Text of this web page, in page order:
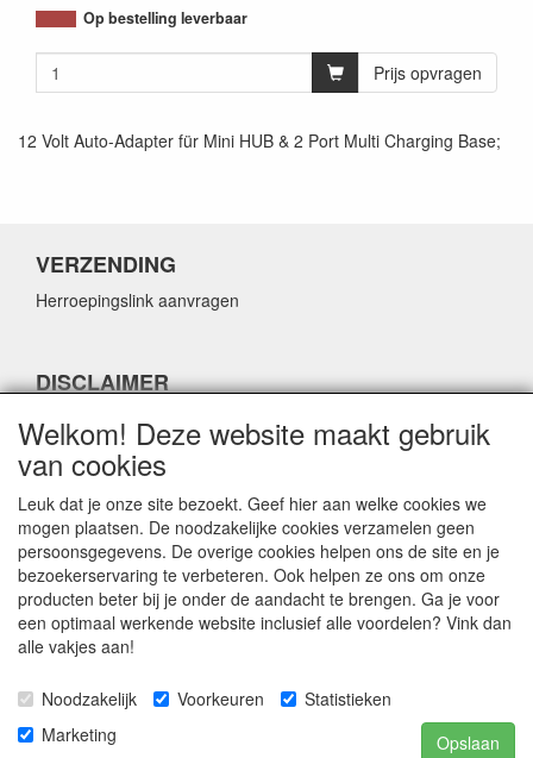
Op bestelling leverbaar
Prijs opvragen
12 Volt Auto-Adapter für Mini HUB & 2 Port Multi Charging Base;
VERZENDING
Herroepingslink aanvragen
DISCLAIMER
Herroepingslink aanvragen
CONTACTGEGEVENS
Fabulous Sales
Grotestraat 69C
5141 JN Waalwijk
E-mail:info@fabuloussales.nl
Telefoon:0416 - 33 14 13
Welkom! Deze website maakt gebruik
van cookies
Leuk dat je onze site bezoekt. Geef hier aan welke cookies we
mogen plaatsen. De noodzakelijke cookies verzamelen geen
persoonsgegevens. De overige cookies helpen ons de site en je
bezoekerservaring te verbeteren. Ook helpen ze ons om onze
producten beter bij je onder de aandacht te brengen. Ga je voor
een optimaal werkende website inclusief alle voordelen? Vink dan
alle vakjes aan!
Noodzakelijk Voorkeuren
Statistieken
Marketing
Opslaan